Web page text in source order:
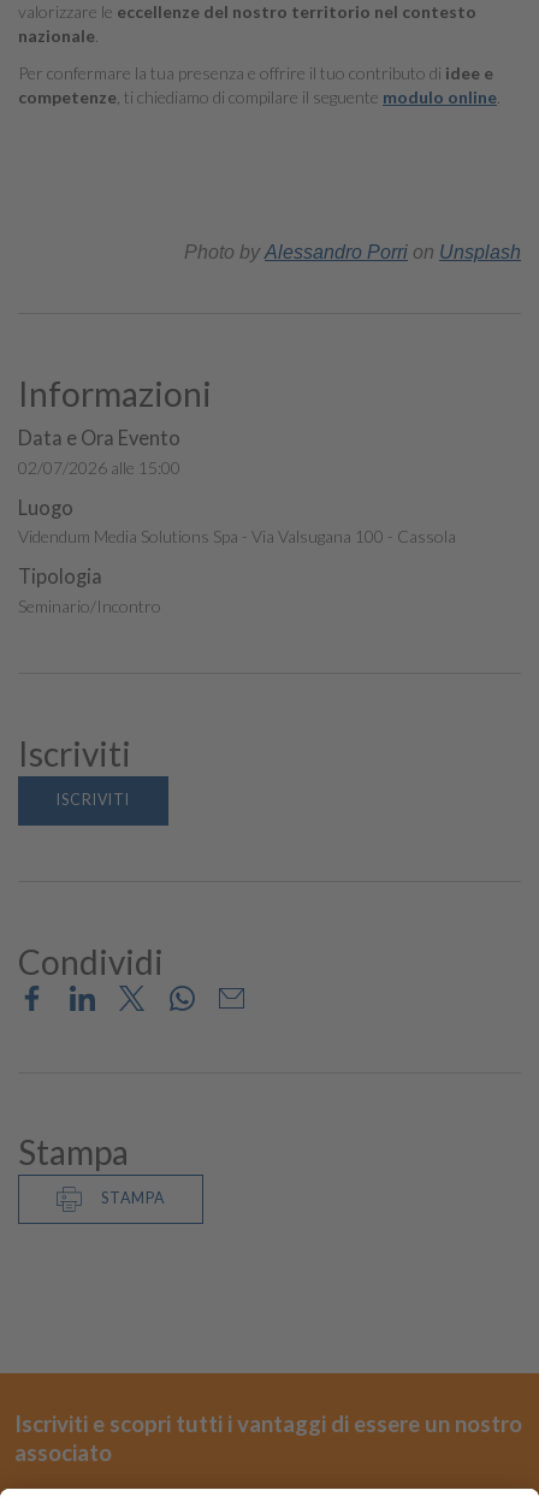
valorizzare le eccellenze del nostro territorio nel contesto
nazionale
Per confermare la tua presenza e offrire il tuo contributo di idee e
competenze , ti chiediamo di compilare il seguente modulo online
Photo byAlessandro Porri on Unsplash
Informazioni
Data e Ora Evento
02/07/2026 alle 15:00
Luogo
Videndum Media Solutions Spa - Via Valsugana 100 - Cassola
Tipologia
Seminario/Incontro
Iscriviti
ISCRIVITI
Condividi
Stampa
STAMPA
Iscriviti e scopri tutti i vantaggi di essere un nostro
associato